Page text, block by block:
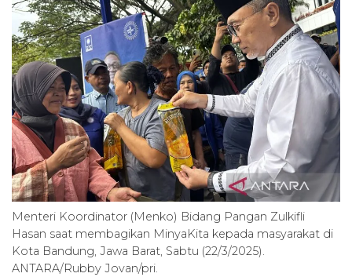
Menteri Koordinator (Menko) Bidang Pangan Zulkifli
Hasan saat membagikan MinyaKita kepada masyarakat di
Kota Bandung, Jawa Barat, Sabtu (22/3/2025).
ANTARA/Rubby Jovan/pri.